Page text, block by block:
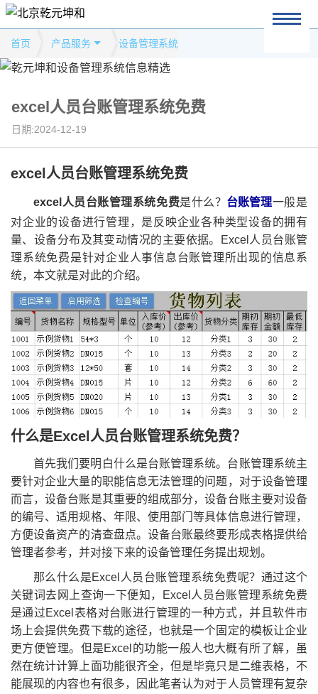
首页 产品服务 设备管理系统
excel人员台账管理系统免费
日期:2024-12-19
excel人员台账管理系统免费
excel人员台账管理系统免费是什么？ 台账管理一般是
对企业的设备进行管理，是反映企业各种类型设备的拥有
量、设备分布及其变动情况的主要依据。Excel人员台账管
理系统免费是针对企业人事信息台账管理所出现的信息系
统，本文就是对此的介绍。
什么是Excel人员台账管理系统免费？
首先我们要明白什么是台账管理系统。台账管理系统主
要针对企业大量的职能信息无法管理的问题，对于设备管理
而言，设备台账是其重要的组成部分，设备台账主要对设备
的编号、适用规格、年限、使用部门等具体信息进行管理，
方便设备资产的清查盘点。设备台账最终要形成表格提供给
管理者参考，并对接下来的设备管理任务提出规划。
那么什么是Excel人员台账管理系统免费呢？通过这个
关键词去网上查询一下便知，Excel人员台账管理系统免费
是通过Excel表格对台账进行管理的一种方式，并且软件市
场上会提供免费下载的途径，也就是一个固定的模板让企业
更方便管理。但是Excel的功能一般人也大概有所了解，虽
然在统计计算上面功能很齐全，但是毕竟只是二维表格，不
能展现的内容也有很多，因此笔者认为对于人员管理有复杂